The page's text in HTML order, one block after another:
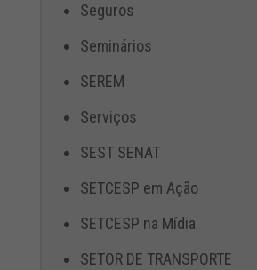
Seguros
Seminários
SEREM
Serviços
SEST SENAT
SETCESP em Ação
SETCESP na Mídia
SETOR DE TRANSPORTE